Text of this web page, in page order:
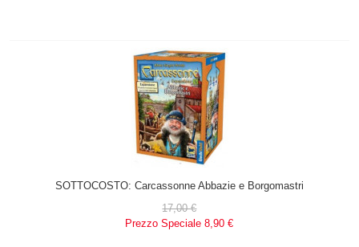
SOTTOCOSTO: Carcassonne Abbazie e Borgomastri
17,00 €
Prezzo Speciale 8,90 €